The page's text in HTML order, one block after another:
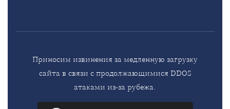
Приносим извинения за медленную загрузку
сайта в связи с продолжающимися DDOS
атаками из-за рубежа.